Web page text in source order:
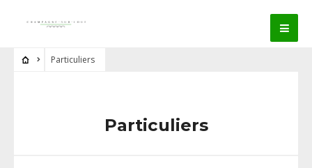
Particuliers
Particuliers